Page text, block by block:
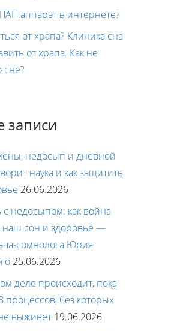
аппарат в интернете?
от храпа? Клиника сна
от храпа. Как не
сне?
записи
недосып и дневной
наука и как защитить
26.06.2026
с недосыпом: как война
наш сон и здоровье —
сомнолога Юрия
25.06.2026
деле происходит, пока
процессов, без которых
выживет 19.06.2026